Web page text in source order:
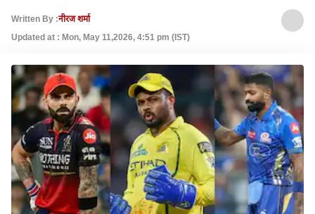
Written By :नीरज शर्मा
Updated at : Mon, May 11,2026, 4:51 pm (IST)